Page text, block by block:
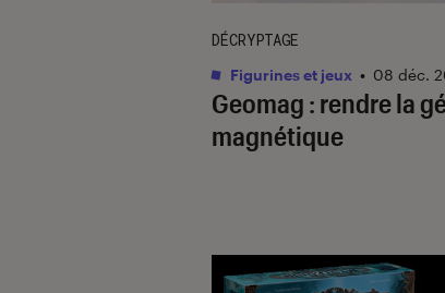
Geomag : rendre la
magnétique
DÉCRYPTAGE
Figurines et jeux • 08 déc.